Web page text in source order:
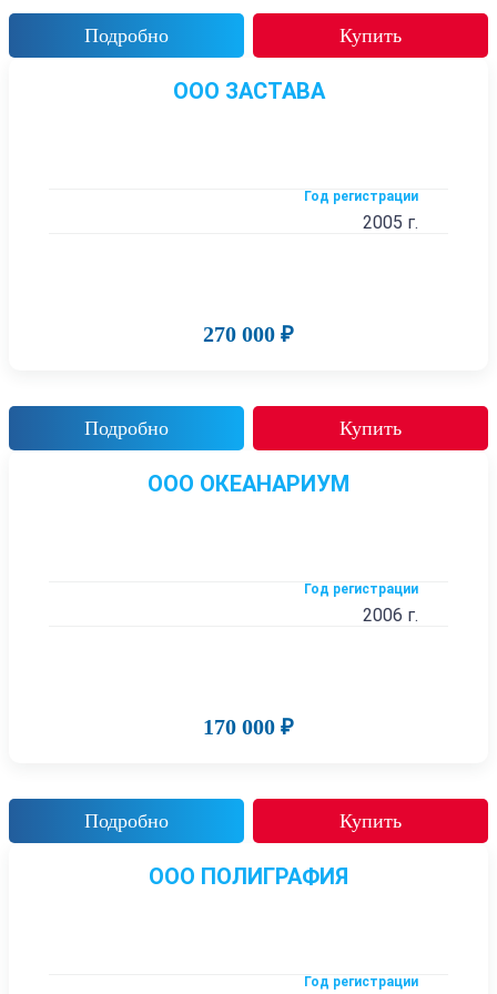
Подробно Купить
ООО ЗАСТАВА
Год регистрации
2005 г.
270 000 ₽
Подробно Купить
ООО ОКЕАНАРИУМ
Год регистрации
2006 г.
170 000 ₽
Подробно Купить
ООО ПОЛИГРАФИЯ
Год регистрации